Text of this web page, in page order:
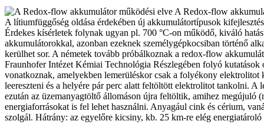
A Redox-flow
A lítiumfüggőség oldása érdekében új akkumulátortípusok
Érdekes kísérletek folynak ugyan pl. 700 °C-on működő, kiváló
akkumulátorokkal, azonban ezeknek személygépkocsiban történő
kerülhet sor. A németek tovább próbálkoznak a redox-flow
Fraunhofer Intézet Kémiai Technológia Részlegében folyó kutatások
vonatkoznak, amelyekben lemerüléskor csak a folyékony elektrolitot
leereszteni és a helyére pár perc alatt feltöltött elektrolitot tankolni. A
ezután az üzemanyagtöltő állomáson újra feltöltik, amihez megújuló
energiaforrásokat is fel lehet használni. Anyagául cink és cérium,
szolgál. Hátrány: az egyelőre kicsiny, kb. 25 km-re elég energiatároló